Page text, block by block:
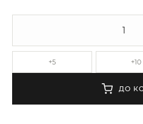
+5 +10
ДО